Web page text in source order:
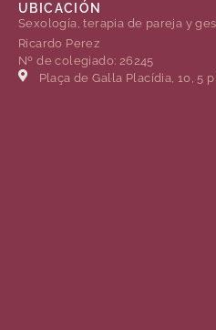
UBICACIÓN
Sexología, terapia de pareja y
Ricardo Perez
Nº de colegiado: 26245
Plaça de Gal·la Placídia, 10,